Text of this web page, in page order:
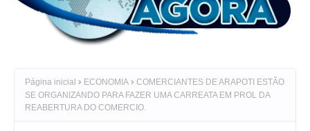
Página inicial ECONOMIA
COMERCIANTES DE ARAPOTI ESTÃO
SE ORGANIZANDO PARA FAZER UMA CARREATA EM PROL DA
REABERTURA DO COMERCIO.